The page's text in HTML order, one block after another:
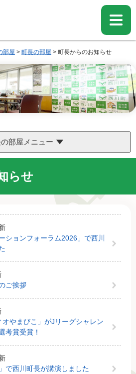
部屋 > 町長の部屋 > 町長からのお知らせ
部屋メニュー
らせ
ションフォーラム2026」で西川
ご挨拶
オやまびこ」がJリーグシャレン
考賞受賞！
で西川町長が講演しました